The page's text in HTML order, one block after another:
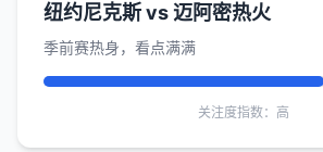
纽约尼克斯 vs 迈阿密热火
季前赛热身，看点满满
关注度指数：高